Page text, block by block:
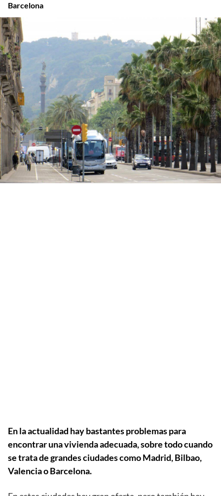
Barcelona
En la actualidad hay bastantes problemas para
encontrar una vivienda adecuada, sobre todo cuando
se trata de grandes ciudades como Madrid, Bilbao,
Valencia o Barcelona.